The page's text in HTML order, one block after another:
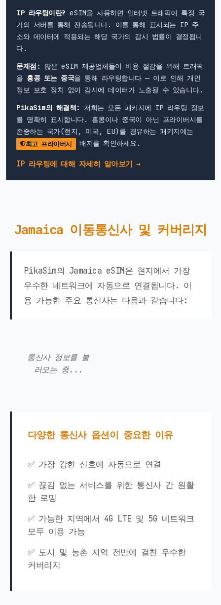
IP 라우팅이란? eSIM을 사용하면 인터넷 트래픽이 특정 국
가의 서버를 통해 전송됩니다. 이를 통해 표시되는 IP 주
소와 데이터에 적용되는 해당 국가의 감시 법률이 결정됩니
다.
문제점: 많은 eSIM 제공업체들이 비용 절감을 위해 트래픽
을 홍콩 또는 중국을 통해 라우팅합니다 — 이로 인해 개인
정보 보호 장치 없이 감시에 데이터가 노출될 수 있습니다.
PikaSim의 해결책: 저희는 모든 패키지에 IP 라우팅 정보
를 명확히 표시합니다. 홍콩이나 중국이 아닌 프라이버시를
존중하는 국가(현지, 미국, EU)를 경유하는 패키지에는
최고 프라이버시 배지를 확인하세요.
IP 라우팅에 대해 자세히 알아보기 →
Jamaica 이동통신사 및 커버리지
PikaSim의 Jamaica eSIM은 현지에서 가장
우수한 네트워크에 자동으로 연결됩니다. 이
용 가능한 주요 통신사는 다음과 같습니다:
통신사 정보를 불
러오는 중...
다양한 통신사 옵션이 중요한 이유
✅ 가장 강한 신호에 자동으로 연결
✅ 끊김 없는 서비스를 위한 통신사 간 원활
한 로밍
✅ 가능한 지역에서 4G LTE 및 5G 네트워크
모두 이용 가능
✅ 도시 및 농촌 지역 전반에 걸친 우수한
커버리지